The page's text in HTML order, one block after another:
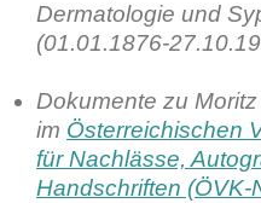
Dermatologie und
(01.01.1876-
Dokumente zu
im Österreichischen
für Nachlässe,
Handschriften (ÖVK-